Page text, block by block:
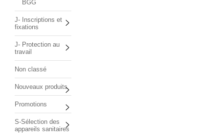
BGG
J- Inscriptions et
fixations
J- Protection au
travail
Non classé
Nouveaux produits
Promotions
S-Sélection des
appareils sanitaires